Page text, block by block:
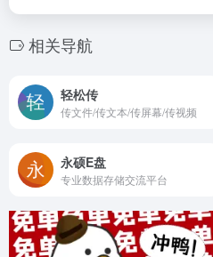
相关导航
轻松传
传文件/传文本/传屏幕/传视频
永硕E盘
专业数据存储交流平台